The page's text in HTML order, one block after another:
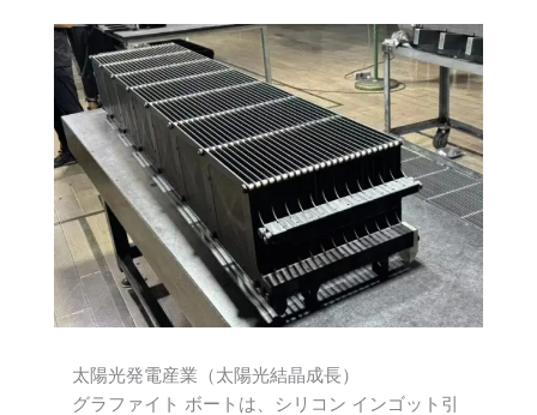
太陽光発電産業（太陽光結晶成長）
グラファイト ボートは、シリコン インゴット引